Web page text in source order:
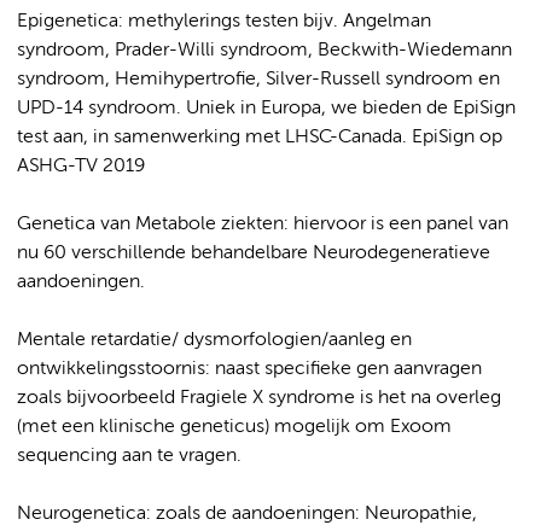
Epigenetica: methylerings testen bijv. Angelman
syndroom, Prader-Willi syndroom, Beckwith-Wiedemann
syndroom, Hemihypertrofie, Silver-Russell syndroom en
UPD-14 syndroom. Uniek in Europa, we bieden de EpiSign
test aan, in samenwerking met LHSC-Canada. EpiSign op
ASHG-TV 2019
Genetica van Metabole ziekten: hiervoor is een panel van
nu 60 verschillende behandelbare Neurodegeneratieve
aandoeningen.
Mentale retardatie/ dysmorfologien/aanleg en
ontwikkelingsstoornis: naast specifieke gen aanvragen
zoals bijvoorbeeld Fragiele X syndrome is het na overleg
(met een klinische geneticus) mogelijk om Exoom
sequencing aan te vragen.
Neurogenetica: zoals de aandoeningen: Neuropathie,